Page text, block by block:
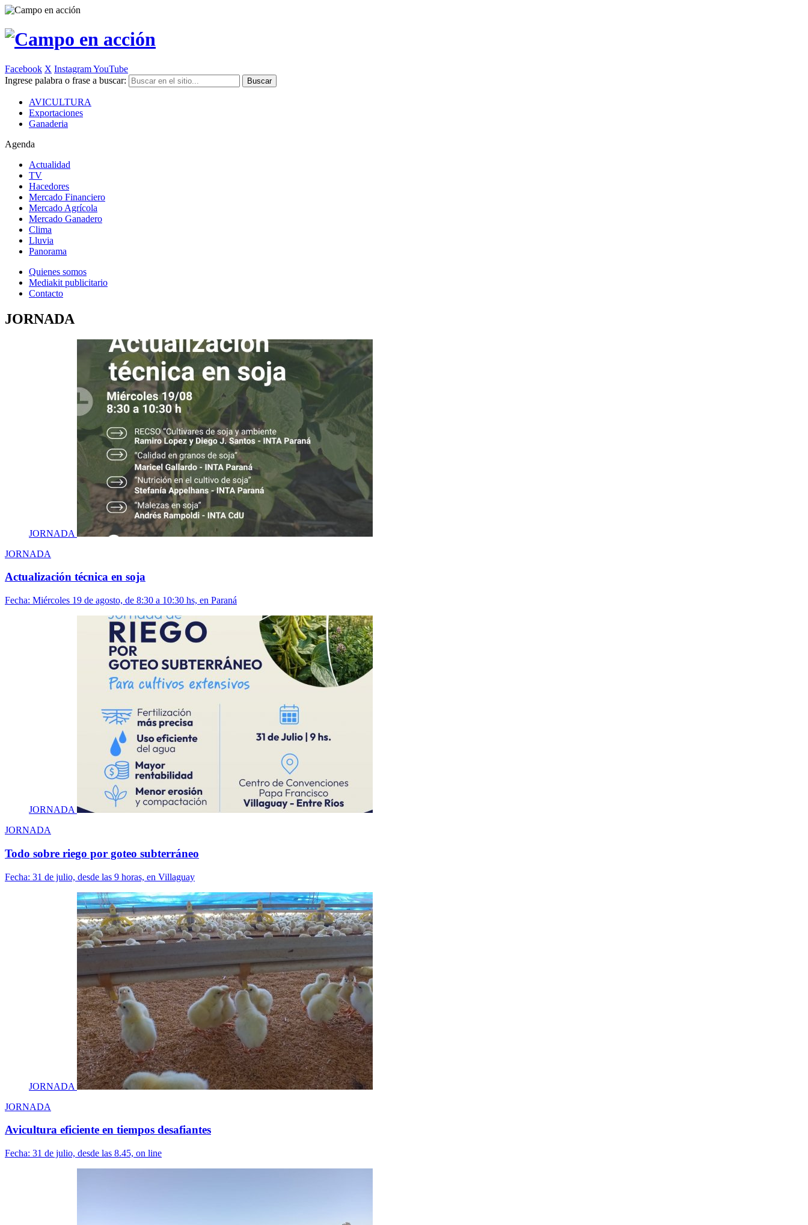
Facebook X InstagramYouTube
Ingrese palabra o frase a buscar:
AVICULTURA
Exportaciones
Ganaderia
Agenda
Actualidad
TV
Hacedores
Mercado Financiero
Mercado Agrícola
Mercado Ganadero
Clima
Lluvia
Panorama
Quienes somos
Mediakit publicitario
Contacto
JORNADA
JORNADA
JORNADA
Actualización técnica en soja
Fecha: Miércoles 19 de agosto, de 8:30 a 10:30 hs, en Paraná
JORNADA
JORNADA
Todo sobre riego por goteo subterráneo
Fecha: 31 de julio, desde las 9 horas, en Villaguay
JORNADA
JORNADA
Avicultura eficiente en tiempos desafiantes
Fecha: 31 de julio, desde las 8.45, on line